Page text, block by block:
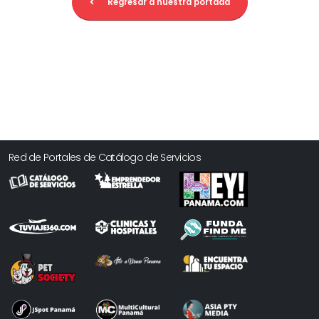
Red de Portales de Catálogo de Servicios